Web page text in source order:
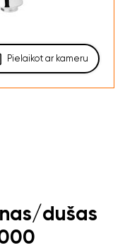
Pielaikot ar kameru
dušas